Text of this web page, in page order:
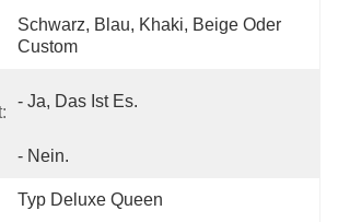
Schwarz, Blau, Khaki, Beige Oder
Custom
- Ja, Das Ist Es.
- Nein.
Typ Deluxe Queen